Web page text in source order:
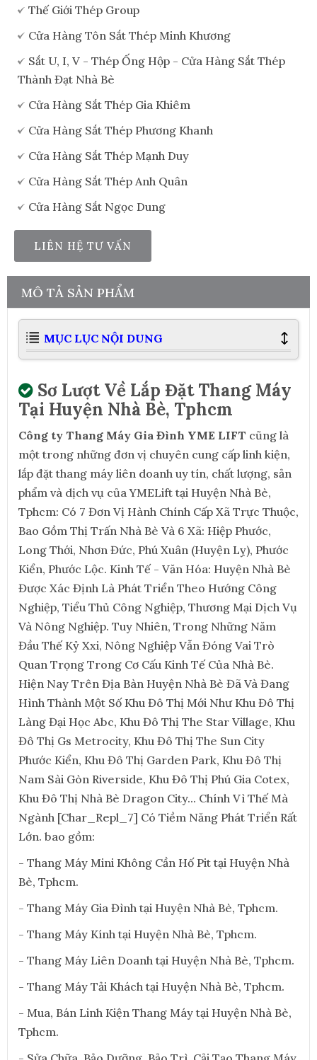
Thế Giới Thép Group
Cửa Hàng Tôn Sắt Thép Minh Khương
Sắt U, I, V - Thép Ống Hộp - Cửa Hàng Sắt Thép
Thành Đạt Nhà Bè
Cửa Hàng Sắt Thép Gia Khiêm
Cửa Hàng Sắt Thép Phương Khanh
Cửa Hàng Sắt Thép Mạnh Duy
Cửa Hàng Sắt Thép Anh Quân
Cửa Hàng Sắt Ngọc Dung
LIÊN HỆ TƯ VẤN
MÔ TẢ SẢN PHẨM
MỤC LỤC NỘI DUNG
Sơ Lượt Về Lắp Đặt Thang Máy
Tại Huyện Nhà Bè, Tphcm
Công ty Thang Máy Gia Đình YME LIFT cũng là
một trong những đơn vị chuyên cung cấp linh kiện,
lắp đặt thang máy liên doanh uy tín, chất lượng, sản
phẩm và dịch vụ của YMELift tại Huyện Nhà Bè,
Tphcm: Có 7 Đơn Vị Hành Chính Cấp Xã Trực Thuộc,
Bao Gồm Thị Trấn Nhà Bè Và 6 Xã: Hiệp Phước,
Long Thới, Nhơn Đức, Phú Xuân (Huyện Lỵ), Phước
Kiển, Phước Lộc. Kinh Tế - Văn Hóa: Huyện Nhà Bè
Được Xác Định Là Phát Triển Theo Hướng Công
Nghiệp, Tiểu Thủ Công Nghiệp, Thương Mại Dịch Vụ
Và Nông Nghiệp. Tuy Nhiên, Trong Những Năm
Đầu Thế Kỷ Xxi, Nông Nghiệp Vẫn Đóng Vai Trò
Quan Trọng Trong Cơ Cấu Kinh Tế Của Nhà Bè.
Hiện Nay Trên Địa Bàn Huyện Nhà Bè Đã Và Đang
Hình Thành Một Số Khu Đô Thị Mới Như Khu Đô Thị
Làng Đại Học Abc, Khu Đô Thị The Star Village, Khu
Đô Thị Gs Metrocity, Khu Đô Thị The Sun City
Phước Kiển, Khu Đô Thị Garden Park, Khu Đô Thị
Nam Sài Gòn Riverside, Khu Đô Thị Phú Gia Cotex,
Khu Đô Thị Nhà Bè Dragon City... Chính Vì Thế Mà
Ngành [Char_Repl_7] Có Tiềm Năng Phát Triển Rất
Lớn. bao gồm:
- Thang Máy Mini Không Cần Hố Pit tại Huyện Nhà
Bè, Tphcm.
- Thang Máy Gia Đình tại Huyện Nhà Bè, Tphcm.
- Thang Máy Kính tại Huyện Nhà Bè, Tphcm.
- Thang Máy Liên Doanh tại Huyện Nhà Bè, Tphcm.
- Thang Máy Tải Khách tại Huyện Nhà Bè, Tphcm.
- Mua, Bán Linh Kiện Thang Máy tại Huyện Nhà Bè,
Tphcm.